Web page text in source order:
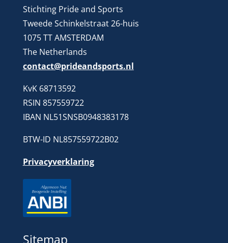
Stichting Pride and Sports
Tweede Schinkelstraat 26-huis
1075 TT AMSTERDAM
The Netherlands
contact@prideandsports.nl
KvK 68713592
RSIN 857559722
IBAN NL51SNSB0948383178
BTW-ID NL857559722B02
Privacyverklaring
Sitemap